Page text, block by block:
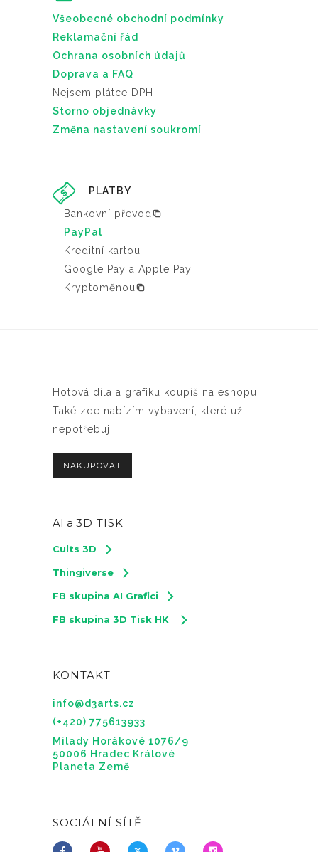
Všeobecné obchodní podmínky
Reklamační řád
Ochrana osobních údajů
Doprava a FAQ
Nejsem plátce DPH
Storno objednávky
Změna nastavení soukromí
PLATBY
Bankovní převod
PayPal
Kreditní kartou
Google Pay a Apple Pay
Kryptoměnou
Hotová díla a grafiku koupíš na eshopu.
Také zde nabízím vybavení, které už
nepotřebuji.
NAKUPOVAT
AI a 3D TISK
Cults 3D
Thingiverse
FB skupina AI Grafici
FB skupina 3D Tisk HK
KONTAKT
info@d3arts.cz
(+420) 775613933
Milady Horákové 1076/9
50006 Hradec Králové
Planeta Země
SOCIÁLNÍ SÍTĚ